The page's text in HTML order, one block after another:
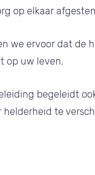
op elkaar
we ervoor dat de
op uw leven.
begeleidt
helderheid te